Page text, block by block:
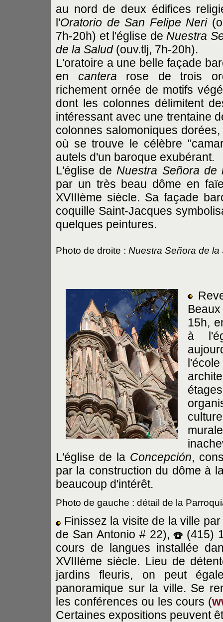
au nord de deux édifices
l'Oratorio de San Felipe Neri
7h-20h) et l'église de Nuestra
de la Salud(ouv.tlj, 7h-20h).
L'oratoire a une belle façade
en cantera rose de trois
richement ornée de motifs
dont les colonnes délimitent
intéressant avec une trentaine
colonnes salomoniques
où se trouve le célèbre
autels d'un baroque exubérant.
L'église de Nuestra Señora de
par un très beau dôme en
XVIIIème siècle. Sa façade
coquille Saint-Jacques
quelques peintures.
Photo de droite : Nuestra Señora de la
15h,
à
L'église de la Concepción,
par la construction du dôme à
beaucoup d'intérêt.
Photo de gauche : détail de la
Finissez la visite de la ville
de San Antonio # 22),
(415)
cours de langues installée
XVIIIème siècle. Lieu de
jardins fleuris, on peut
panoramique sur la ville. Se
les conférences ou les cours (
Certaines expositions peuvent